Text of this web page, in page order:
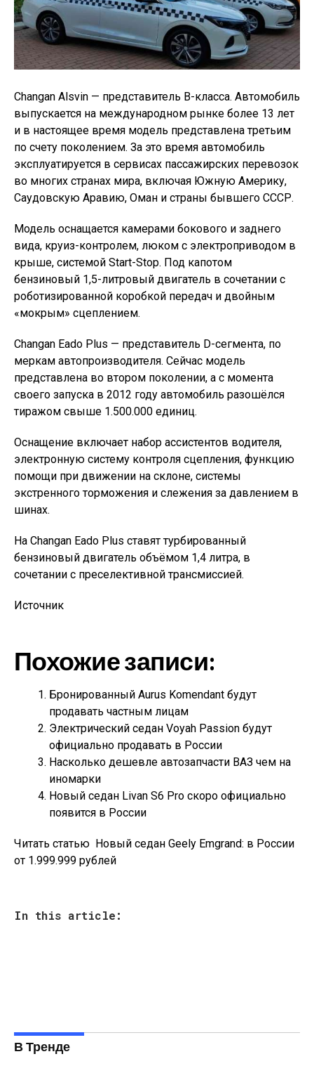
Changan Alsvin — представитель В-класса. Автомобиль
выпускается на международном рынке более 13 лет
и в настоящее время модель представлена третьим
по счету поколением. За это время автомобиль
эксплуатируется в сервисах пассажирских перевозок
во многих странах мира, включая Южную Америку,
Саудовскую Аравию, Оман и страны бывшего СССР.
Модель оснащается камерами бокового и заднего
вида, круиз-контролем, люком с электроприводом в
крыше, системой Start-Stop. Под капотом
бензиновый 1,5-литровый двигатель в сочетании с
роботизированной коробкой передач и двойным
«мокрым» сцеплением.
Changan Eado Plus — представитель D-сегмента, по
меркам автопроизводителя. Сейчас модель
представлена во втором поколении, а с момента
своего запуска в 2012 году автомобиль разошёлся
тиражом свыше 1.500.000 единиц.
Оснащение включает набор ассистентов водителя,
электронную систему контроля сцепления, функцию
помощи при движении на склоне, системы
экстренного торможения и слежения за давлением в
шинах.
На Changan Eado Plus ставят турбированный
бензиновый двигатель объёмом 1,4 литра, в
сочетании с преселективной трансмиссией.
Источник
Похожие записи:
Бронированный Aurus Komendant будут
продавать частным лицам
Электрический седан Voyah Passion будут
официально продавать в России
Насколько дешевле автозапчасти ВАЗ чем на
иномарки
Новый седан Livan S6 Pro скоро официально
появится в России
Читать статью Новый седан Geely Emgrand: в России
от 1.999.999 рублей
In this article:
В Тренде